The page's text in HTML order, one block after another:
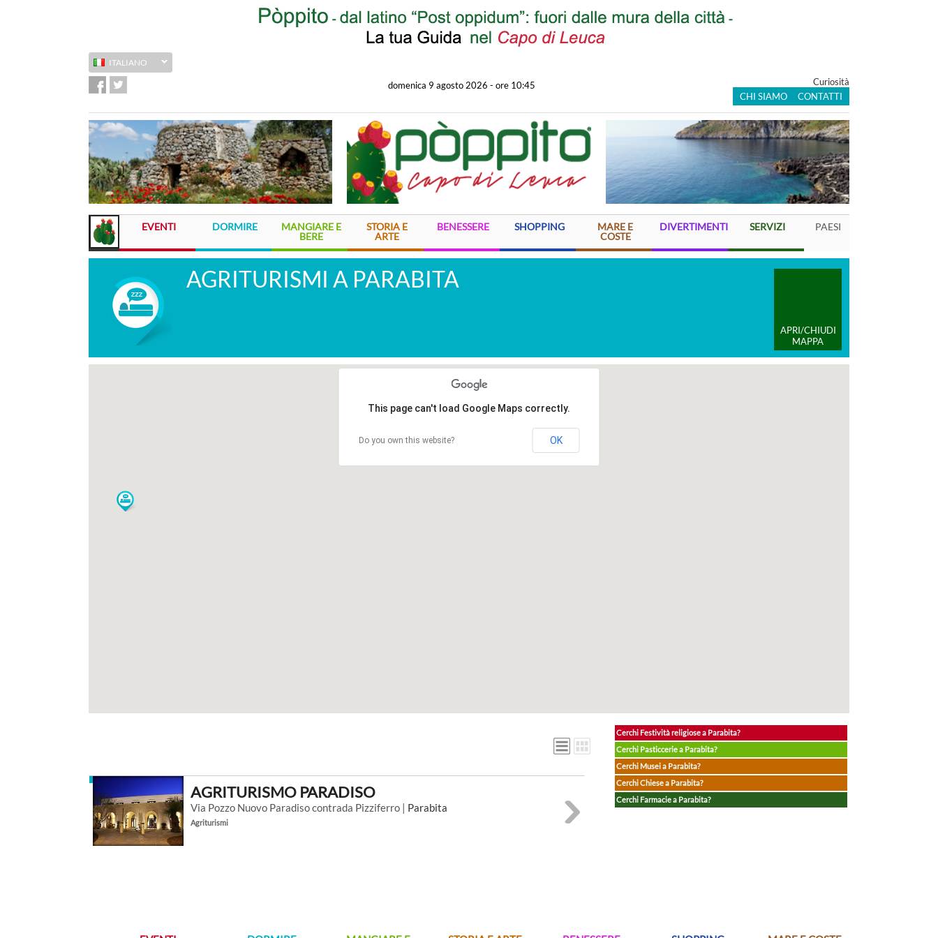
ITALIANO
domenica 9 agosto 2026 - ore 10:45
Curiosità
CHI SIAMO
CONTATTI
EVENTI DORMIRE
MANGIARE E
BERE
STORIA E
ARTE
BENESSERE SHOPPING
MARE E
COSTE
DIVERTIMENTI SERVIZI PAESI
AGRITURISMI A PARABITA
APRI/CHIUDI
MAPPA
This page can't load Google Maps correctly.
Do you own this website? OK
AGRITURISMO PARADISO
Via Pozzo Nuovo Paradiso contrada Pizziferro | Parabita
Agriturismi
Cerchi Festività religiose a Parabita?
Cerchi Pasticcerie a Parabita?
Cerchi Musei a Parabita?
Cerchi Chiese a Parabita?
Cerchi Farmacie a Parabita?